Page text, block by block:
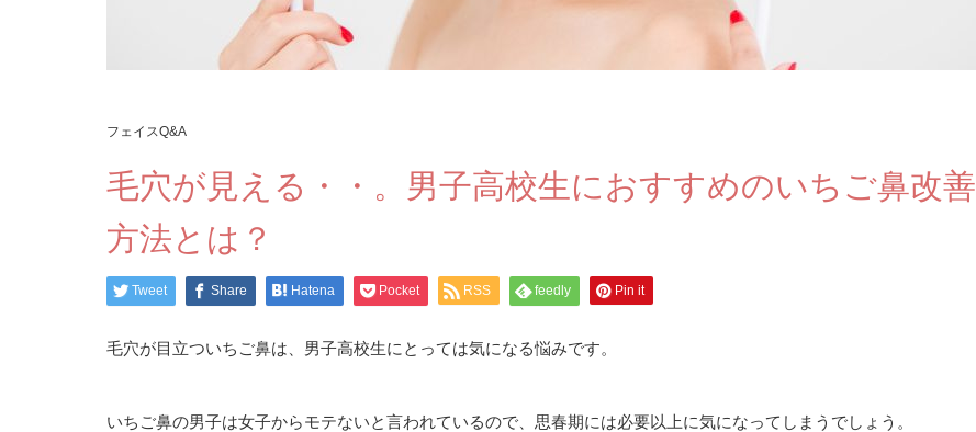
フェイスQ&A
毛穴が見える・・。男子高校生におすすめのいちご鼻改善
方法とは？
Tweet Share Hatena Pocket RSS feedly Pin it
毛穴が目立ついちご鼻は、男子高校生にとっては気になる悩みです。
いちご鼻の男子は女子からモテないと言われているので、思春期には必要以上に気になってしまうでしょう。